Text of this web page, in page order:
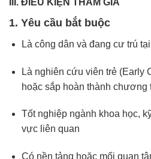
1. Yêu cầu bắt buộc
Là công dân và đang cư trú
Là nghiên cứu viên trẻ (Early
hoặc sắp hoàn thành chương
Tốt nghiệp ngành khoa học,
vực liên quan
Có nền tảng hoặc mối quan